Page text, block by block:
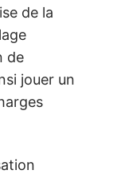
de la
de
jouer un